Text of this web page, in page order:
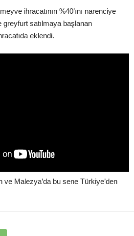
ihracatının %40’ını narenciye
satılmaya başlanan
eklendi.
Malezya’da bu sene Türkiye’den